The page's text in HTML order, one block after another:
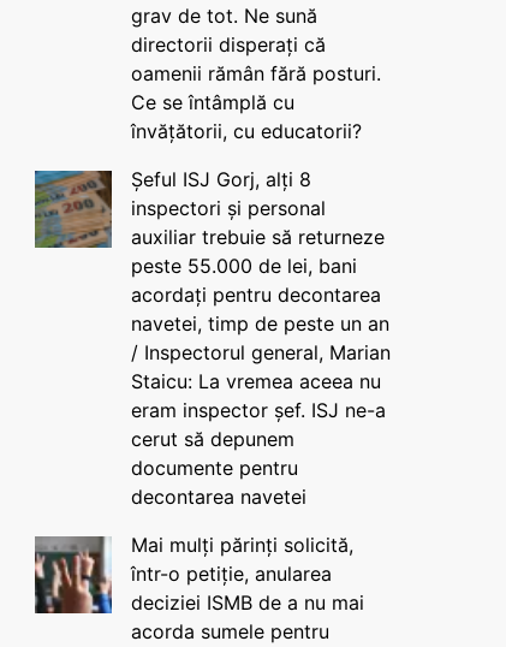
grav de tot. Ne sună
directorii disperați că
oamenii rămân fără posturi.
Ce se întâmplă cu
învățătorii, cu educatorii?
Șeful ISJ Gorj, alți 8
inspectori și personal
auxiliar trebuie să returneze
peste 55.000 de lei, bani
acordați pentru decontarea
navetei, timp de peste un an
/ Inspectorul general, Marian
Staicu: La vremea aceea nu
eram inspector șef. ISJ ne-a
cerut să depunem
documente pentru
decontarea navetei
Mai mulți părinți solicită,
într-o petiție, anularea
deciziei ISMB de a nu mai
acorda sumele pentru